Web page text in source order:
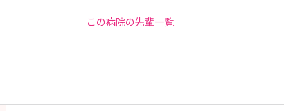
この病院の先輩一覧